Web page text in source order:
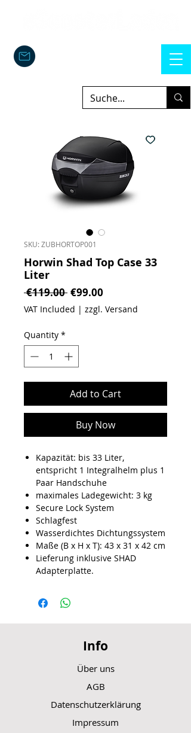
SKU: ZUBHORTOP001
Horwin Shad Top Case 33
Liter
€119.00 Regular Price
€99.00
VAT Included | zzgl. Versand
Quantity *
Add to Cart
Buy Now
Kapazität: bis 33 Liter,
entspricht 1 Integralhelm plus 1
Paar Handschuhe
maximales Ladegewicht: 3 kg
Secure Lock System
Schlagfest
Wasserdichtes Dichtungssystem
Maße (B x H x T): 43 x 31 x 42 cm
Lieferung inklusive SHAD
Adapterplatte.
Info
Über uns
AGB
Datenschutzerklärung
Impressum